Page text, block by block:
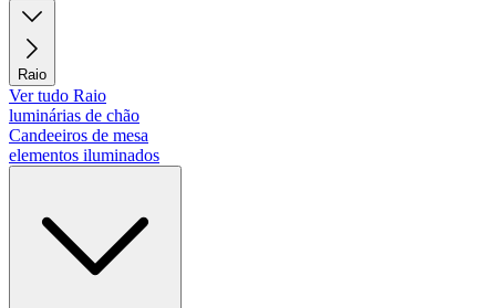
Raio
Ver tudo Raio
luminárias de chão
Candeeiros de mesa
elementos iluminados